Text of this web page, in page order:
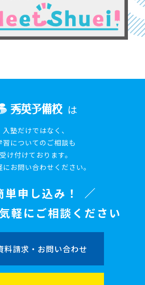
は
入塾だけではなく、
習についてのご相談も
受け付けております。
にお問い合わせください。
単申し込み！
軽にご相談ください
料請求・お問い合わせ